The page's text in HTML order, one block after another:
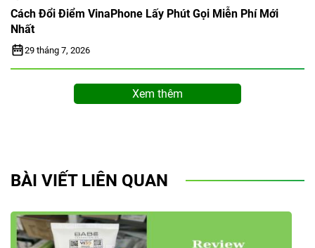
Cách Đổi Điểm VinaPhone Lấy Phút Gọi Miễn Phí Mới
Nhất
29 tháng 7, 2026
Xem thêm
BÀI VIẾT LIÊN QUAN